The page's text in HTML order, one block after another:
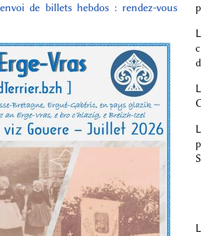
de billets hebdos : rendez-vous